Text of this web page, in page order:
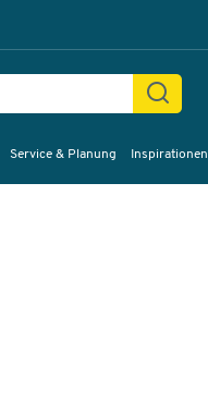
Service & Planung Inspirationen
Bilder Videos